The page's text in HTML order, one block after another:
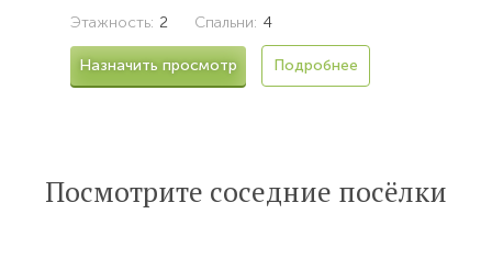
Этажность: 2 Спальни: 4
Назначить просмотр Подробнее
Посмотрите соседние посёлки